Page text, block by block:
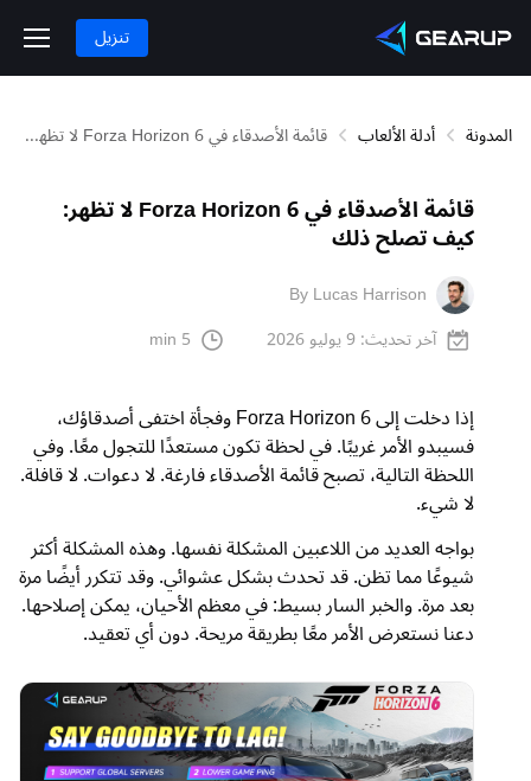
تنزيل
المدونة أدلة الألعاب قائمة الأصدقاء في Forza Horizon 6 لا تظهر: كيف تصلح ذلك
قائمة الأصدقاء في Forza Horizon 6 لا تظهر:
كيف تصلح ذلك
By Lucas Harrison
آخر تحديث:9 يوليو 2026 5 min
إذا دخلت إلى Forza Horizon 6 وفجأة اختفى أصدقاؤك،
فسيبدو الأمر غريبًا. في لحظة تكون مستعدًا للتجول معًا. وفي
اللحظة التالية، تصبح قائمة الأصدقاء فارغة. لا دعوات. لا قافلة.
لا شيء.
بواجه العديد من اللاعبين المشكلة نفسها. وهذه المشكلة أكثر
شيوعًا مما تظن. قد تحدث بشكل عشوائي. وقد تتكرر أيضًا مرة
بعد مرة. والخبر السار بسيط: في معظم الأحيان، يمكن إصلاحها.
دعنا نستعرض الأمر معًا بطريقة مريحة. دون أي تعقيد.